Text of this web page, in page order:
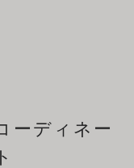
ーディネー